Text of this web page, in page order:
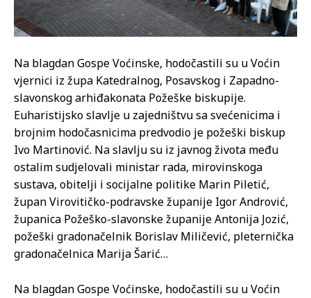
Na blagdan Gospe Voćinske, hodočastili su u Voćin
vjernici iz župa Katedralnog, Posavskog i Zapadno-
slavonskog arhiđakonata Požeške biskupije.
Euharistijsko slavlje u zajedništvu sa svećenicima i
brojnim hodočasnicima predvodio je požeški biskup
Ivo Martinović. Na slavlju su iz javnog života među
ostalim sudjelovali ministar rada, mirovinskoga
sustava, obitelji i socijalne politike Marin Piletić,
župan Virovitičko-podravske županije Igor Andrović,
županica Požeško-slavonske županije Antonija Jozić,
požeški gradonačelnik Borislav Miličević, pleternička
gradonačelnica Marija Šarić…
Na blagdan Gospe Voćinske, hodočastili su u Voćin